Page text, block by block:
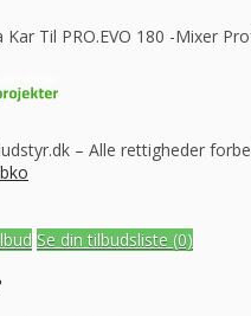
– Alle rettigheder
Se din tilbudsliste (0)